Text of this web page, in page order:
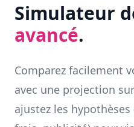
Simulateur
avancé.
Comparez facilement
avec une projection
ajustez les